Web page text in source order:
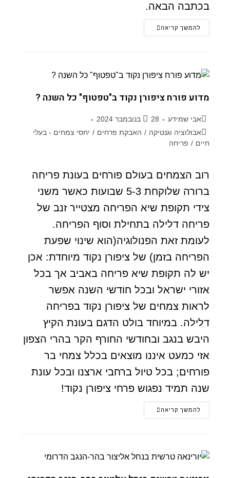
בכתבה הבאה.
להמשך קריאה
מדוע פורח ציפורן נקוד ב"טפטוף" כל השנה ?
אבי שמידע
28 בנובמבר 2024
אבולוציה וגנטיקה / האבקת פרחים / יחסי צמחים - בעלי
חיים / פריחה
רוב הצמחים בעולם פורחים בעונת פריחה
ברורה שלוקחת 5-3 שבועות כאשר משני
צידי תקופת שיא הפריחה מצטייר זנב של
פריחה דלילה בתחילת וסוף הפריחה.
לעומת זאת הפנולוגיה(הוא שינוי שפעת
הפריחה בזמן) של ציפורן נקוד מיוחדת: אכן
יש לה תקופת שיא פריחה באביב אך בכל
אזורי ישראל ובכל חודשי השנה אפשר
לראות צמחים של ציפורן נקוד בפריחה
דלילה. במיוחד בולט הדגם בעונת הקיץ
היבש בנגב ובחודשי החורף הקר בהרי הצפון
אזי כמעט איננו מוצאים בכלל צמחי בר
פורחים; בכל טיול ברחבי ארצנו ובכל עונת
שנה תמיד נפגוש פרחי ציפורן נקוד!
להמשך קריאה